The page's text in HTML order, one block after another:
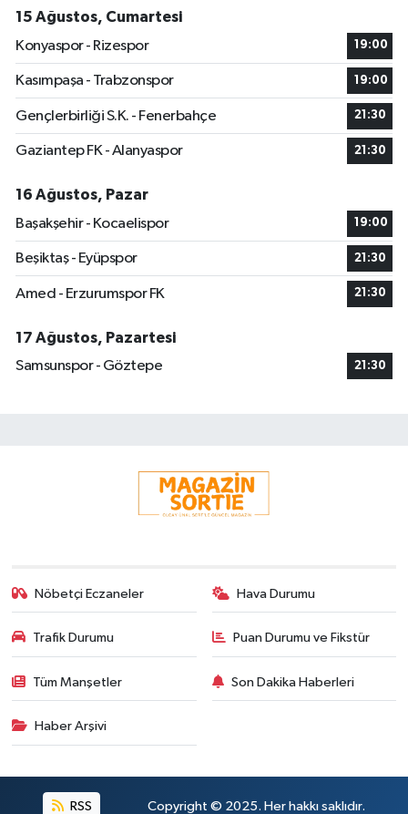
15 Ağustos, Cumartesi
Konyaspor - Rizespor
19:00
Kasımpaşa - Trabzonspor 19:00
Gençlerbirliği S.K. - Fenerbahçe 21:30
Gaziantep FK - Alanyaspor 21:30
16 Ağustos, Pazar
Başakşehir - Kocaelispor
19:00
Beşiktaş - Eyüpspor 21:30
Amed - Erzurumspor FK 21:30
17 Ağustos, Pazartesi
Samsunspor - Göztepe
21:30
Nöbetçi Eczaneler Hava Durumu
Trafik Durumu Puan Durumu ve Fikstür
Tüm Manşetler Son Dakika Haberleri
Haber Arşivi
RSS Copyright © 2025. Her hakkı saklıdır.